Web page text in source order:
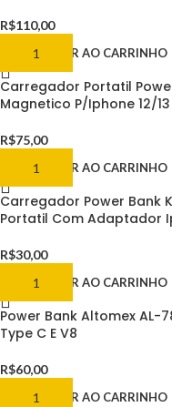
R$110,00
ADICIONAR AO CARRINHO
Carregador Portatil
Magnetico P/Iphone 12/13
R$75,00
ADICIONAR AO CARRINHO
Carregador Power Bank
Portatil Com Adaptador
R$30,00
ADICIONAR AO CARRINHO
Power Bank Altomex AL-
Type C E V8
R$60,00
ADICIONAR AO CARRINHO